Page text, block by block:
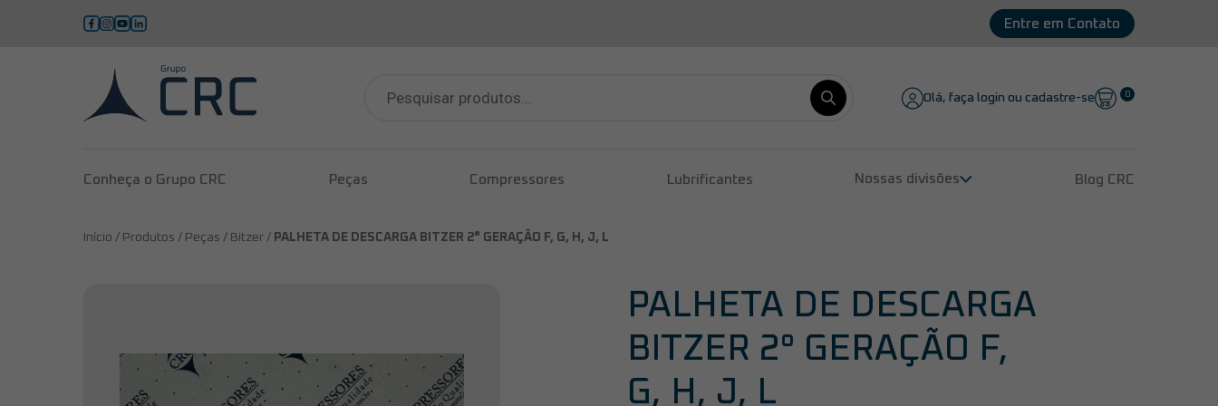
Entre em Contato
produtos
Olá, faça login ou cadastre-se 0
Conheça o Grupo CRC Peças Compressores Lubrificantes Nossas divisões Blog CRC
Início / Produtos / Peças / Bitzer / PALHETA DE DESCARGA BITZER 2° GERAÇÃO F, G, H, J, L
PALHETA DE DESCARGA
BITZER 2° GERAÇÃO F,
G, H, J, L